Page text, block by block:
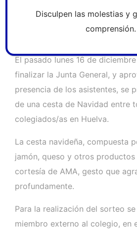
Navidad!
El pasado lunes 16 de
finalizar la Junta General, y
presencia de los asistentes, se
de una cesta de Navidad entre
colegiados/as en Huelva.
La cesta navideña, compuesta
jamón, queso y otros
cortesía de AMA, gesto que
profundamente.
Para la realización del sorteo
miembro externo al colegio, en
Disculpen las molestias y
comprensión.